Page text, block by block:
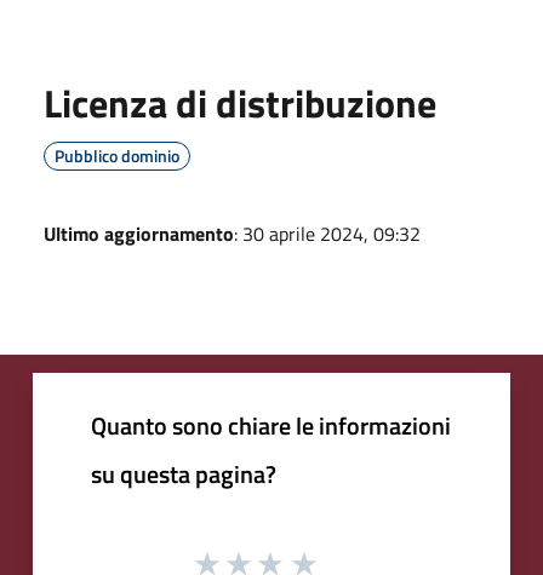
Licenza di distribuzione
Pubblico dominio
Ultimo aggiornamento: 30 aprile 2024, 09:32
Quanto sono chiare le informazioni
su questa pagina?